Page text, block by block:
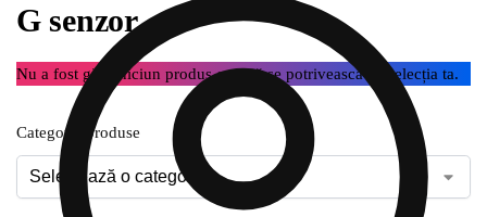
G senzor
Nu a fost găsit niciun produs care să se potrivească cu selecția ta.
Categorie produse